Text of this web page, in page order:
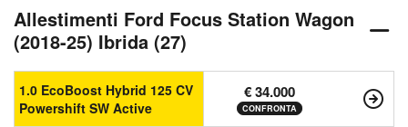
Allestimenti Ford Focus Station Wagon
(2018-25) Ibrida (27)
1.0 EcoBoost Hybrid 125 CV
Powershift SW Active
€ 34.000
CONFRONTA